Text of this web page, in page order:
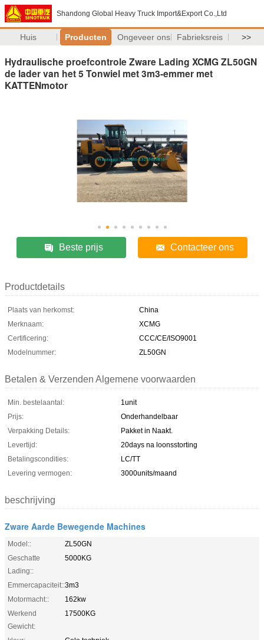
Shandong Global Heavy Truck Import&Export Co.,Ltd
Huis Producten Ongeveer ons Fabrieksreis >>
Hydraulische proefcontrole Zware Lading XCMG ZL50GN
de lader van het 5 Tonwiel met 3m3-emmer met
KATTENmotor
Beste prijs Contacteer ons
Productdetails
Plaats van herkomst:
China
Merknaam:
XCMG
Certificering:
CCC/CE/ISO9001
Modelnummer:
ZL50GN
Betalen & Verzenden Algemene voorwaarden
Min. bestelaantal:
1unit
Prijs:
Onderhandelbaar
Verpakking Details:
Pakket in Naakt.
Levertijd:
20days na loonsstorting
Betalingscondities:
LC/TT
Levering vermogen:
3000units/maand
beschrijving
Zware Aarde Bewegende Machines
Model::
ZL50GN
Geschatte
Lading::
5000KG
Emmercapaciteit::3m3
Motormacht::
162kw
Werkend
Gewicht:
17500KG